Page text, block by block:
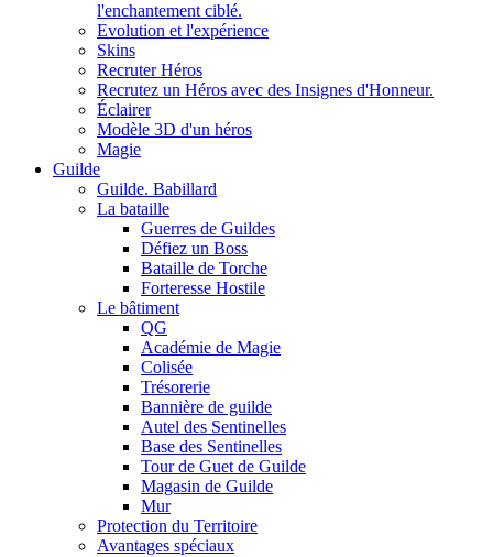
l'enchantement ciblé.
Evolution et l'expérience
Skins
Recruter Héros
Recrutez un Héros avec des Insignes d'Honneur.
Éclairer
Modèle 3D d'un héros
Magie
Guilde
Guilde. Babillard
La bataille
Guerres de Guildes
Défiez un Boss
Bataille de Torche
Forteresse Hostile
Le bâtiment
QG
Académie de Magie
Colisée
Trésorerie
Bannière de guilde
Autel des Sentinelles
Base des Sentinelles
Tour de Guet de Guilde
Magasin de Guilde
Mur
Protection du Territoire
Avantages spéciaux